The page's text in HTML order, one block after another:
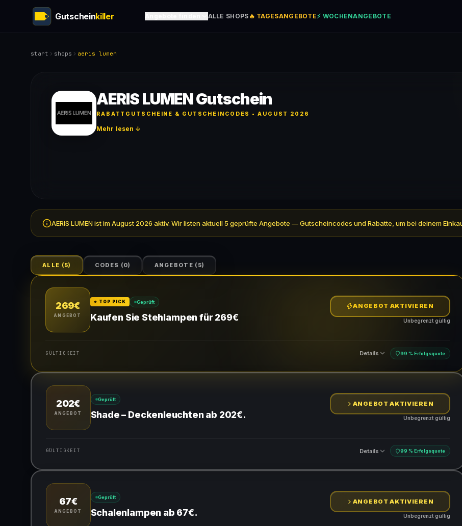
Gutscheinkiller ALLE SHOPS 🔥 TAGESANGEBOTE⚡ WOCHENANGEBOTE
start shops aeris lumen
AERIS LUMEN Gutschein
RABATTGUTSCHEINE & GUTSCHEINCODES • AUGUST 2026
Mehr lesen ↓
AERIS LUMEN ist im August 2026 aktiv. Wir listen aktuell 5 geprüfte Angebote — Gutscheincodes und Rabatte, um bei deinem
ALLE (5) CODES (0) ANGEBOTE ( 5)
269€
ANGEBOT
⭐ TOP PICK Geprüft
Kaufen Sie Stehlampen für 269€
ANGEBOT AKTIVIEREN
Unbegrenzt gültig
GÜLTIGKEIT Details 99 % Erfolgsquote
Gültig für teilnehmende Produkte
202€
ANGEBOT
Geprüft
Shade – Deckenleuchten ab 202€.
ANGEBOT AKTIVIEREN
Unbegrenzt gültig
GÜLTIGKEIT Details 99 % Erfolgsquote
Gültig für teilnehmende Produkte
67€
ANGEBOT
Geprüft
Schalenlampen ab 67€.
ANGEBOT AKTIVIEREN
Unbegrenzt gültig